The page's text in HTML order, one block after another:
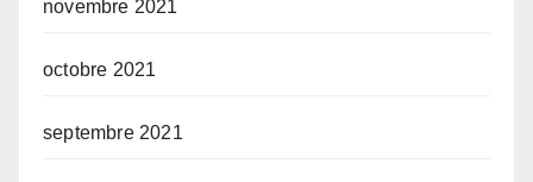
novembre 2021
octobre 2021
septembre 2021